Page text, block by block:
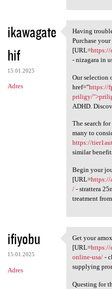
ikawagate
hif
15.01.2025
Adres
Having
Having
Purchase
[URL=https://
- nizagara in
Our selection
href="https://
priligy/
ADHD.
The search
many to
https://
similar
Begin your
[URL=https://
/- strattera
treatment
ifiyobu
15.01.2025
Adres
Get your
Get your
[URL=https://
online-usa/-
supplying
Questing for